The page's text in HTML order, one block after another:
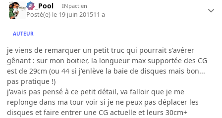
DT_Pool INpactien
Posté(e) le 19 juin 201511 a
AUTEUR
je viens de remarquer un petit truc qui pourrait s'avérer
gênant : sur mon boitier, la longueur max supportée des CG
est de 29cm (ou 44 si j'enlève la baie de disques mais bon...
pas pratique !)
j'avais pas pensé à ce petit détail, va falloir que je me
replonge dans ma tour voir si je ne peux pas déplacer les
disques et faire entrer une CG actuelle et leurs 30cm+